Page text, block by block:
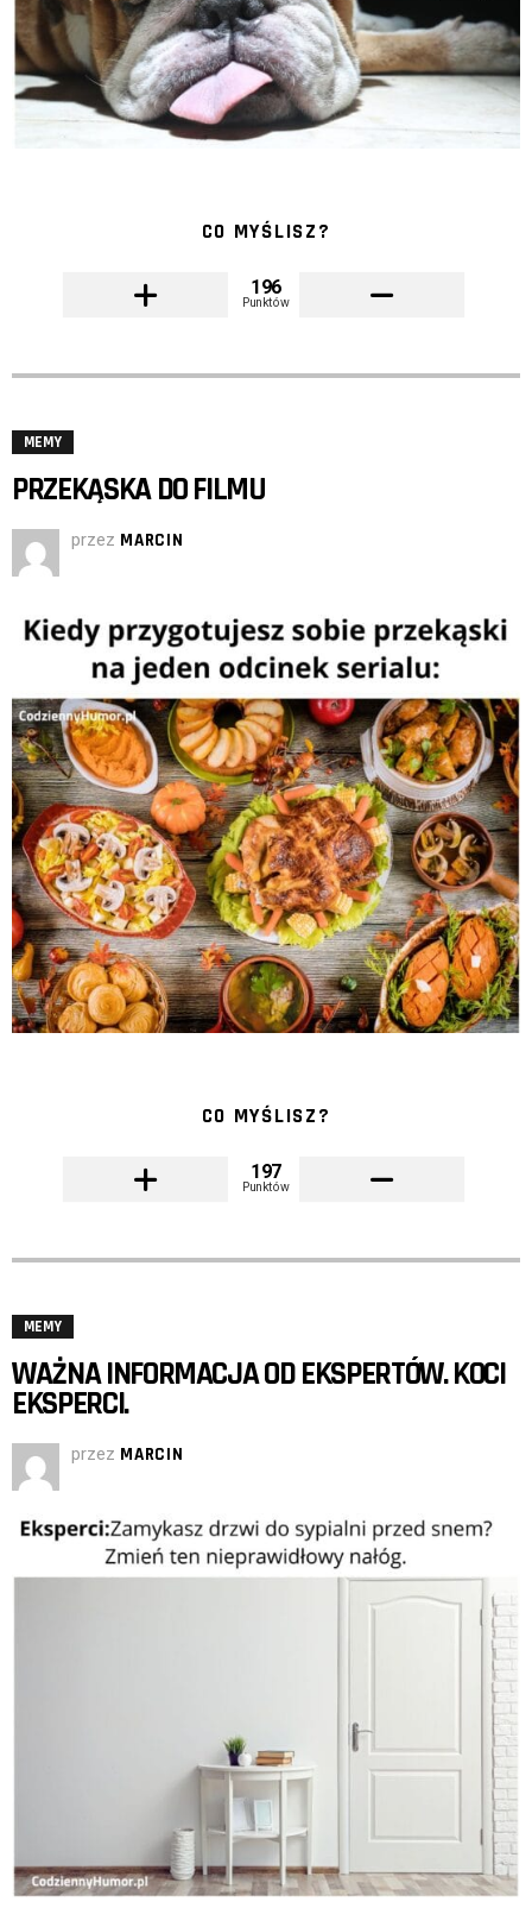
CO MYŚLISZ?
196
Punktów
MEMY
PRZEKĄSKA DO FILMU
przez MARCIN
CO MYŚLISZ?
197
Punktów
MEMY
WAŻNA INFORMACJA OD EKSPERTÓW. KOCI
EKSPERCI.
przez MARCIN